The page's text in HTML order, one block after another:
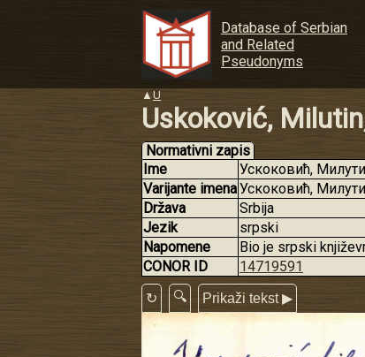
Database of Serbian
and Related
Pseudonyms
▲ U
Uskoković,
Normativni zapis
Ime
Ускоковић,
Varijante imenaУскоковић,
Država
Srbija
Jezik
srpski
Napomene
Bio je srpski
CONOR ID
14719591